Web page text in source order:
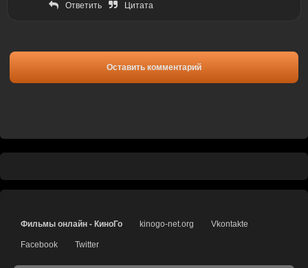
Ответить Цитата
Оставить комментарий
Фильмы онлайн - КиноГо kinogo-net.org Vkontakte
Facebook Twitter